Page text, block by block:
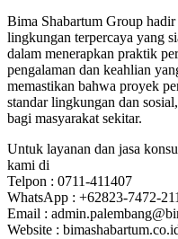
Bima Shabartum Group
lingkungan terpercaya yang
dalam menerapkan praktik
pengalaman dan keahlian
memastikan bahwa proyek
standar lingkungan dan
bagi masyarakat sekitar.
Untuk layanan dan jasa
kami di
Telpon : 0711-411407
WhatsApp : +62823-7472-
Email :
Website :